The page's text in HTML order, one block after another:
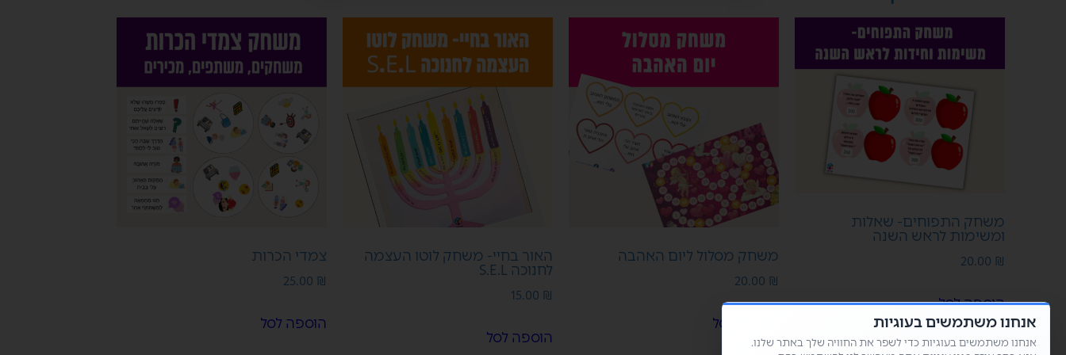
משחק התפוחים- שאלות
ומשימות לראש השנה
20.00 ₪
הוספה לסל
משחק מסלול ליום האהבה
20.00 ₪
הוספה לסל
האור בחיי- משחק לוטו העצמה
לחנוכה S.E.L
15.00 ₪
הוספה לסל
צמדי הכרות
25.00 ₪
הוספה לסל אנחנו משתמשים בעוגיות
אנחנו משתמשים בעוגיות כדי לשפר את החוויה שלך באתר שלנו.